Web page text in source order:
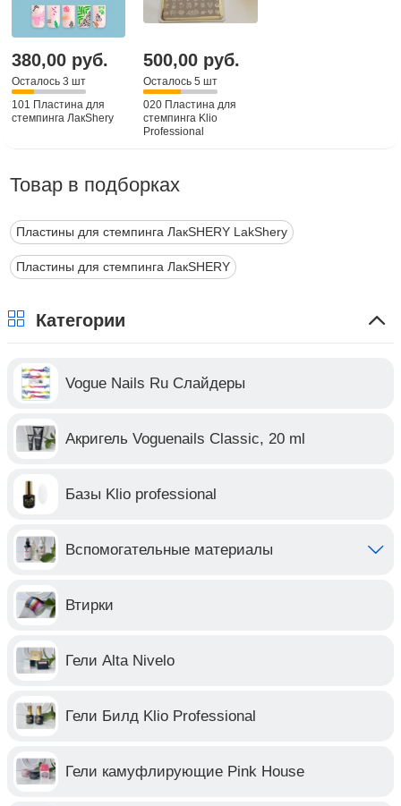
380,00 руб.
Осталось 3 шт
101 Пластина для
стемпинга ЛакShery
500,00 руб.
Осталось 5 шт
020 Пластина для
стемпинга Klio
Professional
Товар в подборках
Пластины для стемпинга ЛакSHERY LakShery
Пластины для стемпинга ЛакSHERY
Категории
Vogue Nails Ru Слайдеры
Акригель Voguenails Classic, 20 ml
Базы Klio professional
Вспомогательные материалы
Втирки
Гели Alta Nivelo
Гели Билд Klio Professional
Гели камуфлирующие Pink House